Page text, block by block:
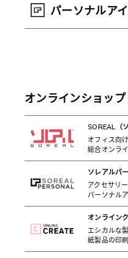
パーソナルア
オンラインショッ
SOREAL（
オフィス向
総合オンラ
ソレアルパ
アクセサリ
パーソナル
オンライン
エシカルな
紙製品の印